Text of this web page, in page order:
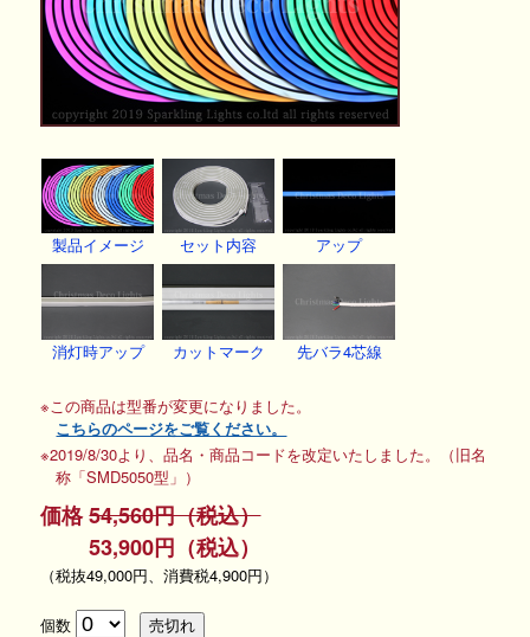
製品イメージ セット内容 アップ
消灯時アップ カットマーク 先バラ4芯線
※この商品は型番が変更になりました。
こちらのページをご覧ください。
※2019/8/30より、品名・商品コードを改定いたしました。（旧名
称「SMD5050型」）
価格54,560円（税込）
53,900円（税込）
（税抜49,000円、消費税4,900円）
個数